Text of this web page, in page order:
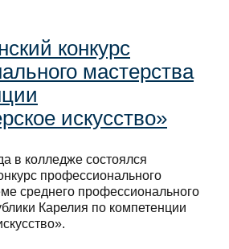
конкурс
мастерства
искусство»
в колледже состоялся
профессионального
среднего профессионального
Карелия по компетенции